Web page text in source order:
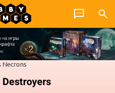
Necrons
Destroyers